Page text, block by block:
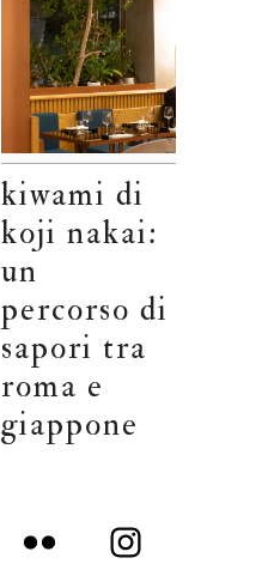
kiwami di
koji nakai:
un
percorso di
sapori tra
roma e
giappone